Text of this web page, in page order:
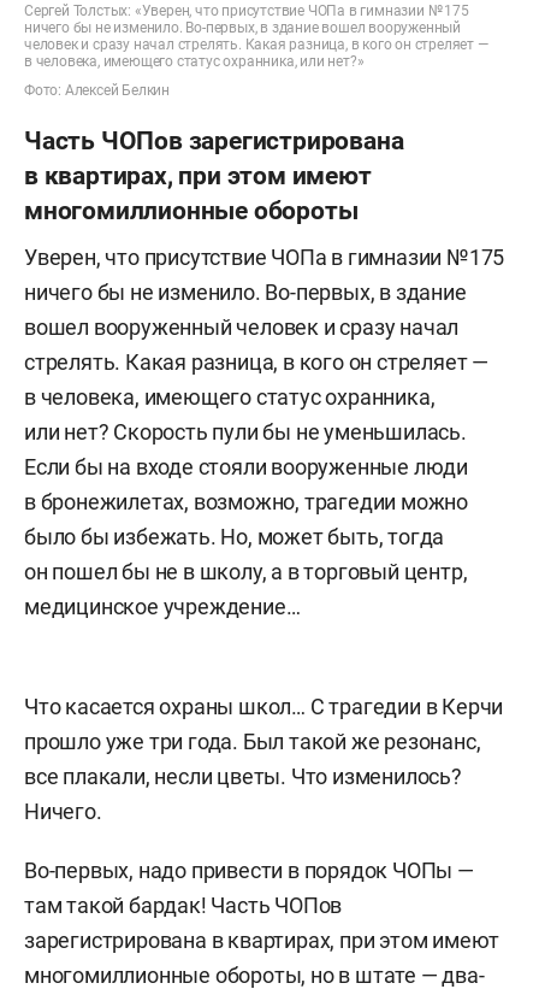
Сергей Толстых: «Уверен, что присутствие ЧОПа в гимназии № 175
ничего бы не изменило. Во-первых, в здание вошел вооруженный
человек и сразу начал стрелять. Какая разница, в кого он стреляет —
в человека, имеющего статус охранника, или нет?»
Фото: Алексей Белкин
Часть ЧОПов зарегистрирована
в квартирах, при этом имеют
многомиллионные обороты
Уверен, что присутствие ЧОПа в гимназии №175
ничего бы не изменило. Во-первых, в здание
вошел вооруженный человек и сразу начал
стрелять. Какая разница, в кого он стреляет —
в человека, имеющего статус охранника,
или нет? Скорость пули бы не уменьшилась.
Если бы на входе стояли вооруженные люди
в бронежилетах, возможно, трагедии можно
было бы избежать. Но, может быть, тогда
он пошел бы не в школу, а в торговый центр,
медицинское учреждение…
Что касается охраны школ… С трагедии в Керчи
прошло уже три года. Был такой же резонанс,
все плакали, несли цветы. Что изменилось?
Ничего.
Во-первых, надо привести в порядок ЧОПы —
там такой бардак! Часть ЧОПов
зарегистрирована в квартирах, при этом имеют
многомиллионные обороты, но в штате — два-